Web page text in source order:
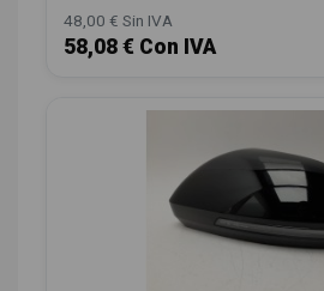
48,00 € Sin IVA
58,08 € Con IVA